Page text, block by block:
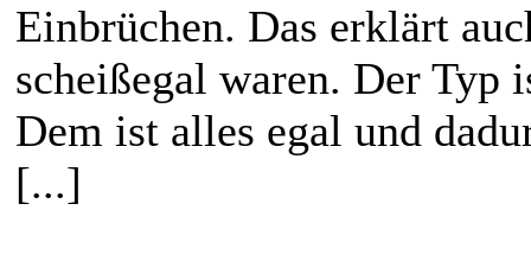
Einbrüchen. Das erklärt
scheißegal waren. Der Typ
Dem ist alles egal und
[...]